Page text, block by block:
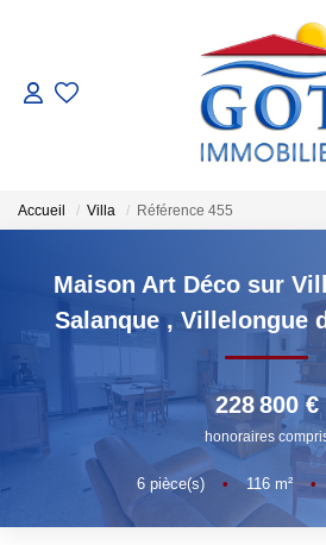
VENTES
NOS BIENS
NOS
Nos Agences
Accueil Villa Référence 455
Maison Art Déco sur
Salanque , Villelongue
228 800 €
honoraires
6pièce(s) • 116m² •